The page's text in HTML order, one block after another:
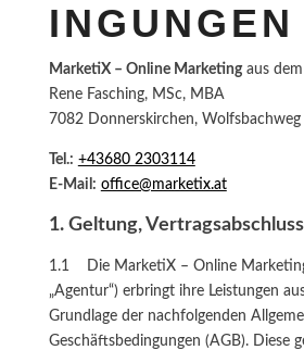
INGUNGEN
MarketiX – Online Marketingaus dem
Rene Fasching, MSc, MBA
7082 Donnerskirchen, Wolfsbachweg
Tel.: +43680 2303114
E-Mail: office@marketix.at
1. Geltung, Vertragsabschluss
1.1 Die MarketiX – Online
„Agentur“) erbringt ihre Leistungen
Grundlage der nachfolgenden
Geschäftsbedingungen (AGB). Diese